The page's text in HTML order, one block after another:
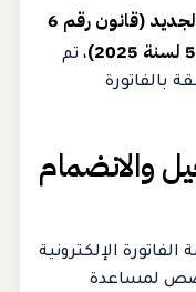
قانون التسهيلات الضريبية الجديد (قانون رقم 6
، تم
بالفاتورة
والانضمام
الإلكترونية
لمساعدة